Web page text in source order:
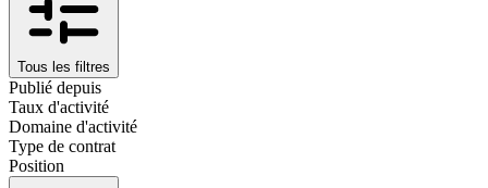
Tous les filtres
Publié depuis
Taux d'activité
Domaine d'activité
Type de contrat
Position